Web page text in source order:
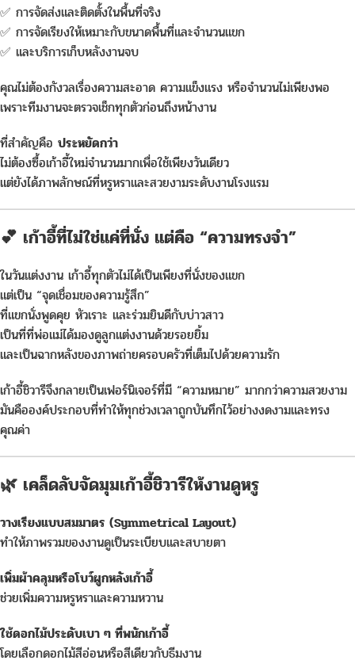
✅ การจัดส่งและติดตั้งในพื้นที่จริง
✅ การจัดเรียงให้เหมาะกับขนาดพื้นที่และจำนวนแขก
✅ และบริการเก็บหลังงานจบ
คุณไม่ต้องกังวลเรื่องความสะอาด ความแข็งแรง หรือจำนวนไม่เพียงพอ
เพราะทีมงานจะตรวจเช็กทุกตัวก่อนถึงหน้างาน
ที่สำคัญคือ ประหยัดกว่า
ไม่ต้องซื้อเก้าอี้ใหม่จำนวนมากเพื่อใช้เพียงวันเดียว
แต่ยังได้ภาพลักษณ์ที่หรูหราและสวยงามระดับงานโรงแรม
💕 เก้าอี้ที่ไม่ใช่แค่ที่นั่ง แต่คือ “ความทรงจำ”
ในวันแต่งงาน เก้าอี้ทุกตัวไม่ได้เป็นเพียงที่นั่งของแขก
แต่เป็น “จุดเชื่อมของความรู้สึก”
ที่แขกนั่งพูดคุย หัวเราะ และร่วมยินดีกับบ่าวสาว
เป็นที่ที่พ่อแม่ได้มองดูลูกแต่งงานด้วยรอยยิ้ม
และเป็นฉากหลังของภาพถ่ายครอบครัวที่เต็มไปด้วยความรัก
เก้าอี้ชิวารีจึงกลายเป็นเฟอร์นิเจอร์ที่มี “ความหมาย” มากกว่าความสวยงาม
มันคือองค์ประกอบที่ทำให้ทุกช่วงเวลาถูกบันทึกไว้อย่างงดงามและทรง
คุณค่า
🌿 เคล็ดลับจัดมุมเก้าอี้ชิวารีให้งานดูหรู
วางเรียงแบบสมมาตร (Symmetrical Layout)
ทำให้ภาพรวมของงานดูเป็นระเบียบและสบายตา
เพิ่มผ้าคลุมหรือโบว์ผูกหลังเก้าอี้
ช่วยเพิ่มความหรูหราและความหวาน
ใช้ดอกไม้ประดับเบา ๆ ที่พนักเก้าอี้
โดยเลือกดอกไม้สีอ่อนหรือสีเดียวกับธีมงาน